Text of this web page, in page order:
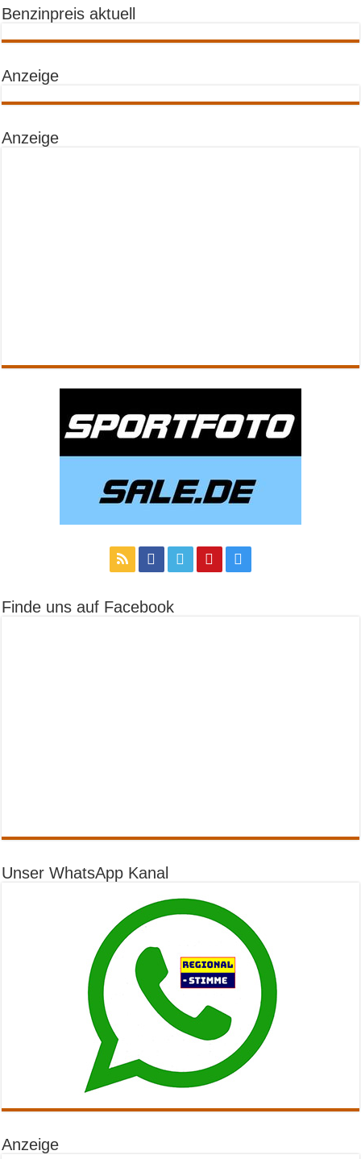
Benzinpreis aktuell
Anzeige
Anzeige
Finde uns auf Facebook
Unser WhatsApp Kanal
Anzeige